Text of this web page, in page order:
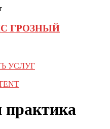
ГРОЗНЫЙ
УСЛУГ
практика